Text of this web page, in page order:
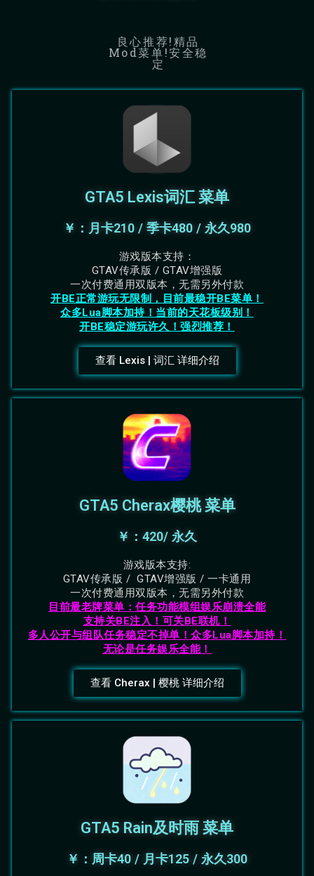
良心推荐!精品
Mod菜单!安全稳
定
GTA5 Lexis词汇 菜单
￥：月卡210 / 季卡480 / 永久980
游戏版本支持：
GTAV传承版 / GTAV增强版
一次付费通用双版本，无需另外付款
开BE正常游玩无限制，目前最稳开BE菜单！
众多Lua脚本加持！当前的天花板级别！
开BE稳定游玩许久！强烈推荐！
查看 Lexis | 词汇 详细介绍
GTA5 Cherax樱桃 菜单
￥：420/ 永久
游戏版本支持:
GTAV传承版 / GTAV增强版 / 一卡通用
一次付费通用双版本，无需另外付款
目前最老牌菜单：任务功能模组娱乐崩溃全能
支持关BE注入！可关BE联机！
多人公开与组队任务稳定不掉单！众多Lua脚本加持！
无论是任务娱乐全能！
查看 Cherax | 樱桃 详细介绍
GTA5 Rain及时雨 菜单
￥：周卡40 / 月卡125 / 永久300